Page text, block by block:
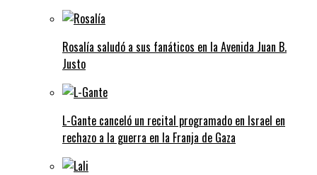
Rosalía saludó a sus fanáticos en la Avenida Juan B.
Justo
L-Gante canceló un recital programado en Israel en
rechazo a la guerra en la Franja de Gaza